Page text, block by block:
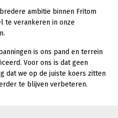
ambitie binnen Fritom
te verankeren in onze
is ons pand en terrein
Voor ons is dat geen
dat we op de juiste koers zitten
te blijven verbeteren.